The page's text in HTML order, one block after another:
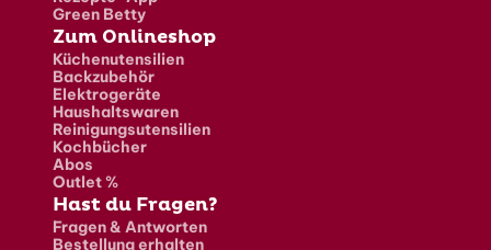
Green Betty
Zum Onlineshop
Küchenutensilien
Backzubehör
Elektrogeräte
Haushaltswaren
Reinigungsutensilien
Kochbücher
Abos
Outlet %
Hast du Fragen?
Fragen & Antworten
Bestellung erhalten